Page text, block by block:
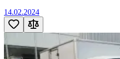
14.02.2024